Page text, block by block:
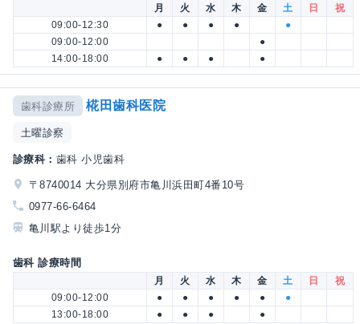
月 火 水 木 金 土 日
祝
09:00-12:30
● ● ● ●
●
09:00-12:00
●
14:00-18:00
● ● ● ●
歯科診療所 椛田歯科医院
土曜診察
診療科： 歯科 小児歯科
〒8740014 大分県別府市亀川浜田町4番10号
0977-66-6464
亀川駅より徒歩1分
歯科 診療時間
月 火 水 木 金 土 日
祝
09:00-12:00
● ● ● ● ●
●
13:00-18:00
● ● ● ●